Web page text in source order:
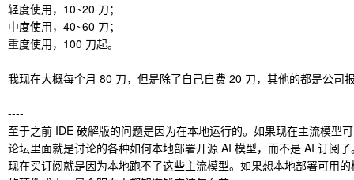
轻度使用，10~20 刀；
中度使用，40~60 刀；
重度使用，100 刀起。
我现在大概每个月 80 刀，但是除了自己自费 20 刀，其他的都是公司
----
至于之前 IDE 破解版的问题是因为在本地运行的。如果现在主流模型
论坛里面就是讨论的各种如何本地部署开源 AI 模型，而不是 AI 订阅了
现在买订阅就是因为本地跑不了这些主流模型。如果想本地部署可用